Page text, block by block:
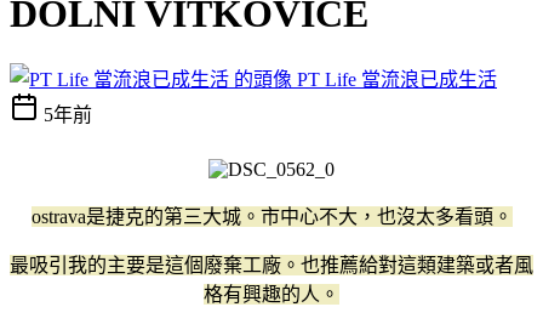
DOLNÍ VÍTKOVICE
PT Life 當流浪已成生活
5年前
ostrava是捷克的第三大城。市中心不大，也沒太多看頭。
最吸引我的主要是這個廢棄工廠。也推薦給對這類建築或者風
格有興趣的人。